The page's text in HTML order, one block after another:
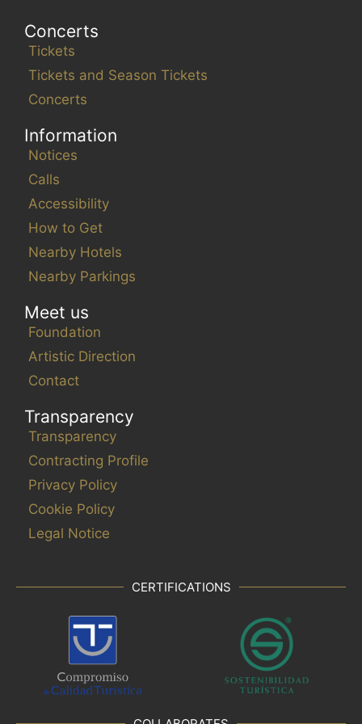
Concerts
Tickets
Tickets and Season Tickets
Concerts
Information
Notices
Calls
Accessibility
How to Get
Nearby Hotels
Nearby Parkings
Meet us
Foundation
Artistic Direction
Contact
Transparency
Transparency
Contracting Profile
Privacy Policy
Cookie Policy
Legal Notice
CERTIFICATIONS